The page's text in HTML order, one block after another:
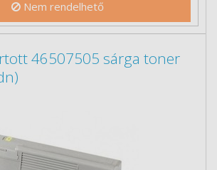
Nem rendelhető
46507505 sárga toner